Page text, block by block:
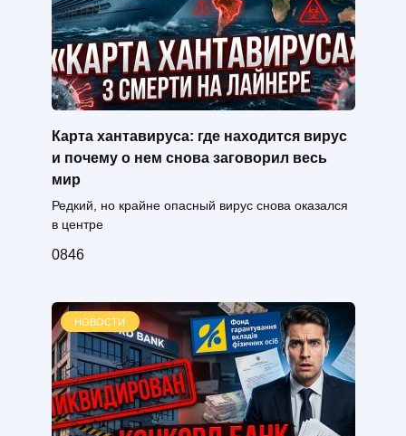
Карта хантавируса: где находится вирус
и почему о нем снова заговорил весь
мир
Редкий, но крайне опасный вирус снова оказался
в центре
0846
НОВОСТИ